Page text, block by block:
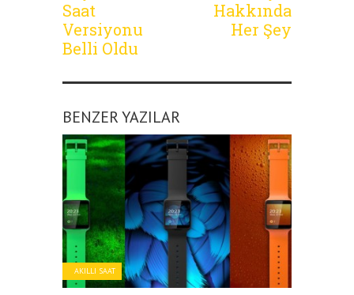
Saat
Versiyonu
Belli Oldu
Hakkında
Her Şey
BENZER YAZILAR
AKILLI SAAT